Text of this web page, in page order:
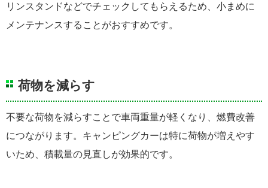
リンスタンドなどでチェックしてもらえるため、小まめに
メンテナンスすることがおすすめです。
荷物を減らす
不要な荷物を減らすことで車両重量が軽くなり、燃費改善
につながります。キャンピングカーは特に荷物が増えやす
いため、積載量の見直しが効果的です。